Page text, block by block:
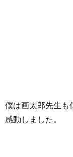
僕は画太郎先生も
感動しました。